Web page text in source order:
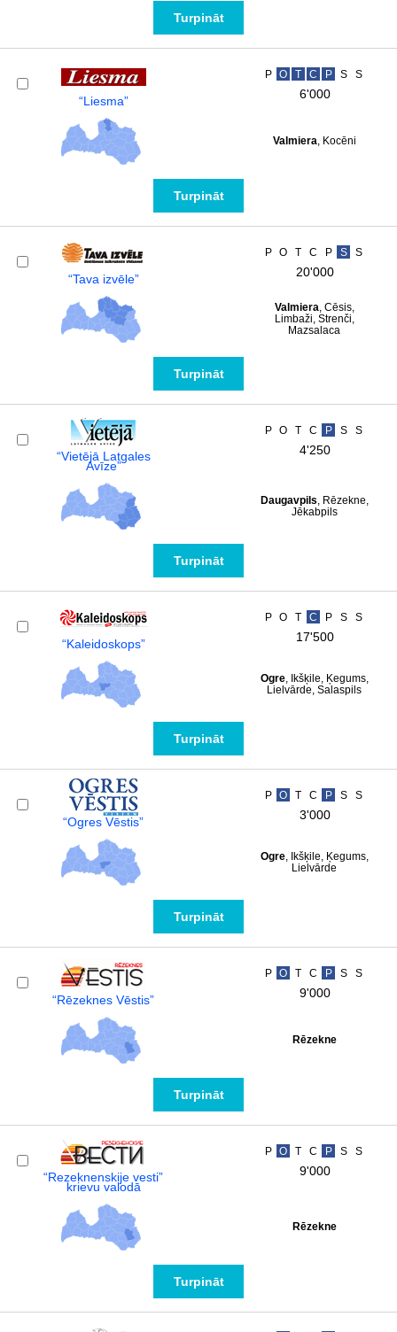
Turpināt
“Liesma”
P O T C P S S
6'000
Valmiera, Kocēni
Turpināt
“Tava izvēle”
P O T C P S S
20'000
Valmiera, Cēsis,
Limbaži, Strenči,
Mazsalaca
Turpināt
“Vietējā Latgales
Avīze”
P O T C P S S
4'250
Daugavpils, Rēzekne,
Jēkabpils
Turpināt
“Kaleidoskops”
P O T C P S S
17'500
Ogre, Ikšķile, Ķegums,
Lielvārde, Salaspils
Turpināt
“Ogres Vēstis”
P O T C P S S
3'000
Ogre, Ikšķile, Ķegums,
Lielvārde
Turpināt
“Rēzeknes Vēstis”
P O T C P S S
9'000
Rēzekne
Turpināt
“Rezeknenskije vesti”
krievu valodā
P O T C P S S
9'000
Rēzekne
Turpināt